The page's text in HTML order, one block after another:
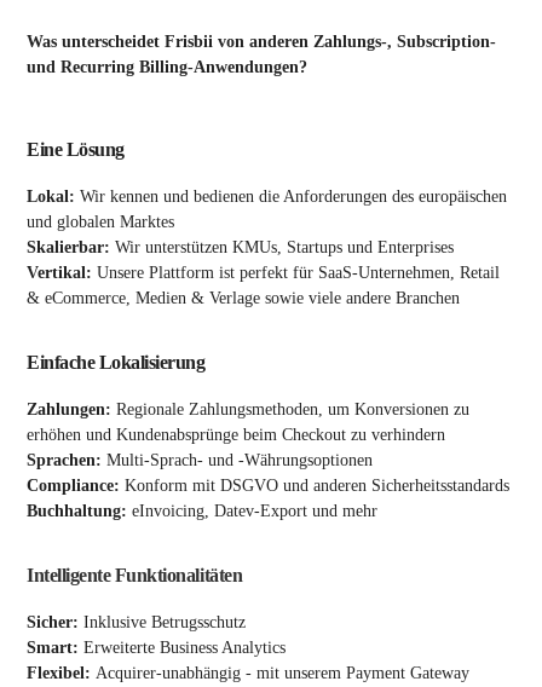
Was unterscheidet Frisbii von anderen Zahlungs-, Subscription-
und Recurring Billing-Anwendungen?
Eine Lösung
Lokal: Wir kennen und bedienen die Anforderungen des europäischen
und globalen Marktes
Skalierbar: Wir unterstützen KMUs, Startups und Enterprises
Vertikal: Unsere Plattform ist perfekt für SaaS-Unternehmen, Retail
& eCommerce, Medien & Verlage sowie viele andere Branchen
Einfache Lokalisierung
Zahlungen:Regionale Zahlungsmethoden, um Konversionen zu
erhöhen und Kundenabsprünge beim Checkout zu verhindern
Sprachen:Multi-Sprach- und -Währungsoptionen
Compliance:Konform mit DSGVO und anderen Sicherheitsstandards
Buchhaltung:eInvoicing, Datev-Export und mehr
Intelligente Funktionalitäten
Sicher:Inklusive Betrugsschutz
Smart:Erweiterte Business Analytics
Flexibel: Acquirer-unabhängig - mit unserem Payment Gateway